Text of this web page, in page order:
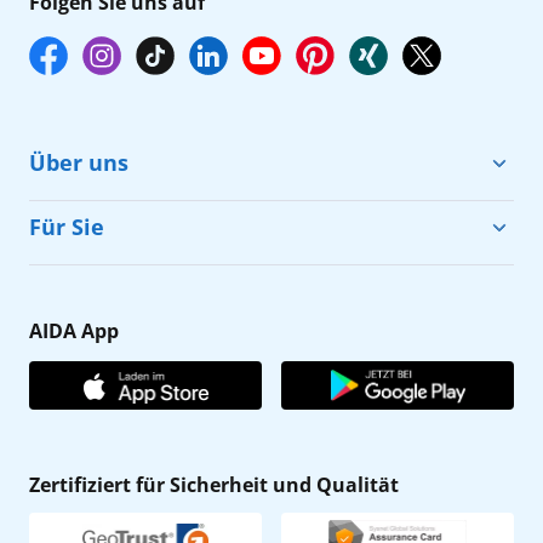
Über uns
Cruise & Help
Karriere
Affiliateprogramm
Verhaltens- & Ethikkodex
Newsletter
Für Sie
Gästefragebogen
AIDA Club
AIDA App
AIDA App
Zertifiziert für Sicherheit und Qualität